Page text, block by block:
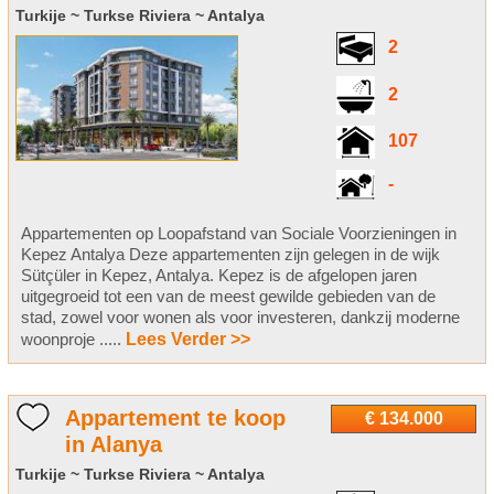
Turkije ~ Turkse Riviera ~ Antalya
2
2
107
-
Appartementen op Loopafstand van Sociale Voorzieningen in
Kepez Antalya Deze appartementen zijn gelegen in de wijk
Sütçüler in Kepez, Antalya. Kepez is de afgelopen jaren
uitgegroeid tot een van de meest gewilde gebieden van de
stad, zowel voor wonen als voor investeren, dankzij moderne
woonproje ..... Lees Verder >>
€ 134.000
Appartement te koop
in Alanya
Turkije ~ Turkse Riviera ~ Antalya